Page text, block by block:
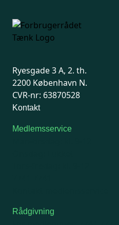
Ryesgade 3 A, 2. th.
2200 København N.
CVR-nr: 63870528
Kontakt
Medlemsservice
Rådgivning